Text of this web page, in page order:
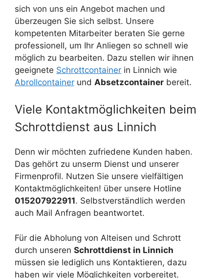
sich von uns ein Angebot machen und
überzeugen Sie sich selbst. Unsere
kompetenten Mitarbeiter beraten Sie gerne
professionell, um Ihr Anliegen so schnell wie
möglich zu bearbeiten. Dazu stellen wir ihnen
geeignete Schrottcontainer in Linnich wie
Abrollcontainer und Absetzcontainer bereit.
Viele Kontaktmöglichkeiten beim
Schrottdienst aus Linnich
Denn wir möchten zufriedene Kunden haben.
Das gehört zu unserm Dienst und unserer
Firmenprofil. Nutzen Sie unsere vielfältigen
Kontaktmöglichkeiten! über unsere Hotline
015207922911. Selbstverständlich werden
auch Mail Anfragen beantwortet.
Für die Abholung von Alteisen und Schrott
durch unseren Schrottdienst in Linnich
müssen sie lediglich uns Kontaktieren, dazu
haben wir viele Möglichkeiten vorbereitet.